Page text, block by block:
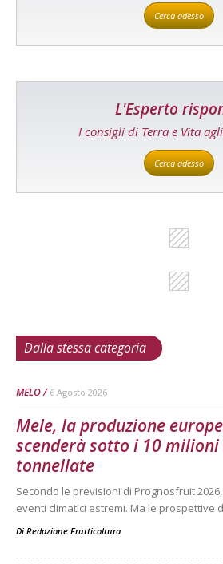
Cerca adesso
L'Esperto
I consigli di Terra e Vita
Cerca adesso
Dalla stessa categoria
MELO 6 Agosto 2026
Mele, la produzione
scenderà sotto i 10 milioni
tonnellate
Secondo le previsioni di Prognosfruit
eventi climatici estremi. Ma le prospettive
Di Redazione Frutticoltura